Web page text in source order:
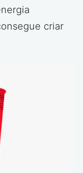
criar